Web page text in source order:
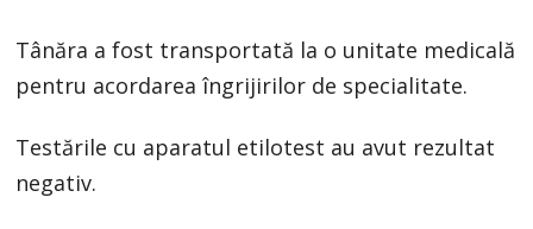
Tânăra a fost transportată la o unitate medicală
pentru acordarea îngrijirilor de specialitate.
Testările cu aparatul etilotest au avut rezultat
negativ.